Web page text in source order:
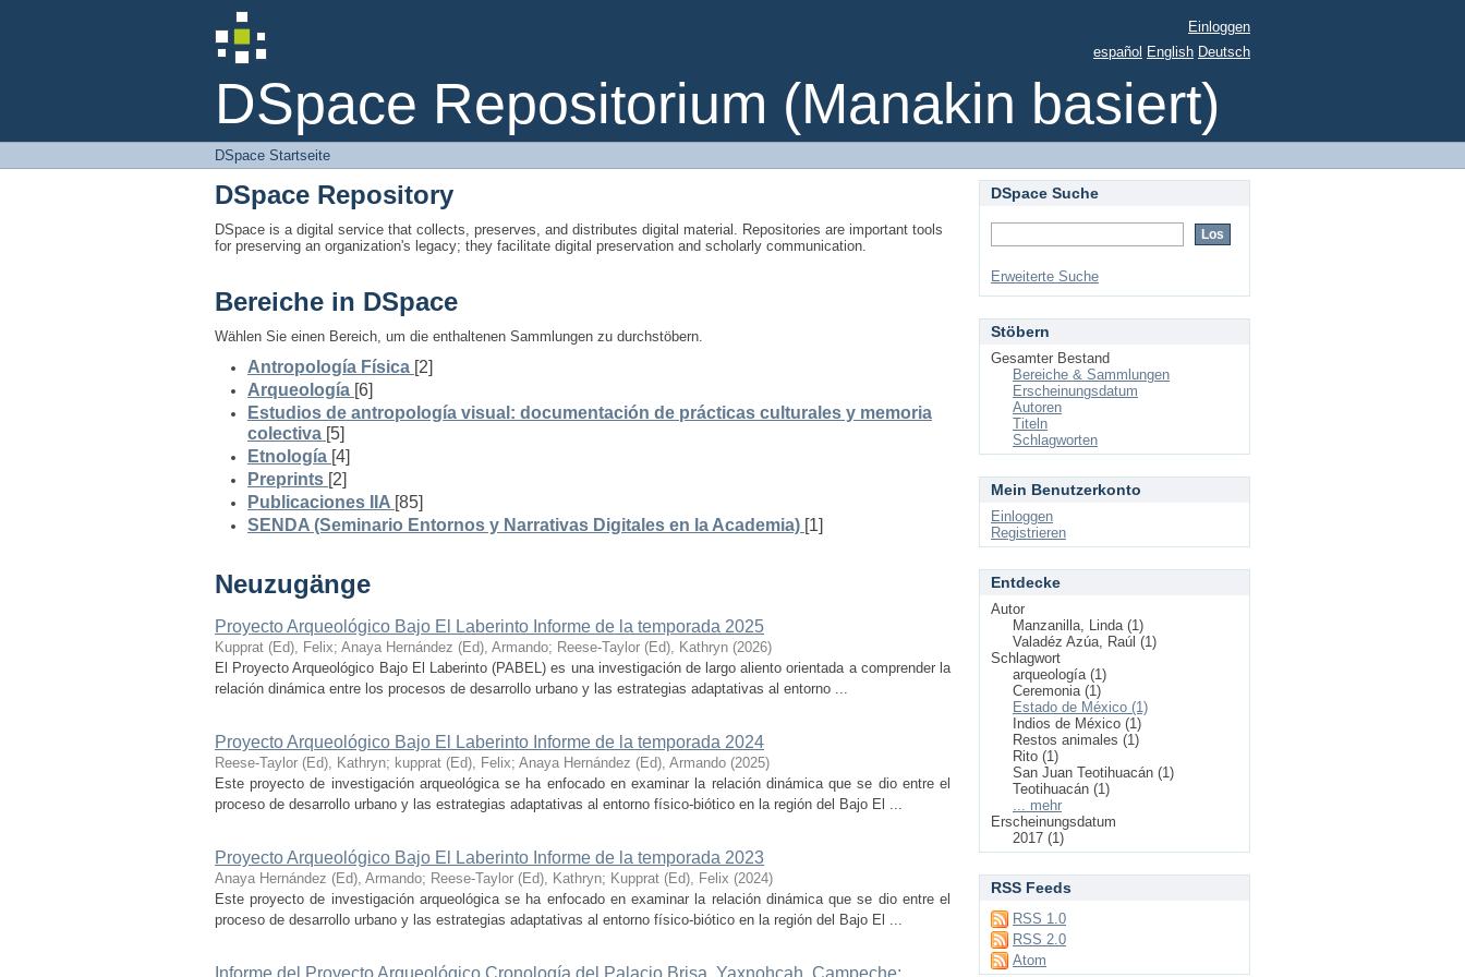
DSpace Repositorium (Manakin basiert)
DSpace Startseite
Einloggen
español English Deutsch
DSpace Startseite
DSpace Repository
DSpace is a digital service that collects, preserves, and distributes digital material. Repositories are important tools
for preserving an organization's legacy; they facilitate digital preservation and scholarly communication.
Bereiche in DSpace
Wählen Sie einen Bereich, um die enthaltenen Sammlungen zu durchstöbern.
Antropología Física [2]
Arqueología [6]
Estudios de antropología visual: documentación de prácticas culturales y memoria
colectiva [5]
Etnología [4]
Preprints [2]
Publicaciones IIA [85]
SENDA (Seminario Entornos y Narrativas Digitales en la Academia) [1]
Neuzugänge
Proyecto Arqueológico Bajo El Laberinto Informe de la temporada 2025
Kupprat (Ed), Felix; Anaya Hernández (Ed), Armando; Reese-Taylor (Ed), Kathryn (2026)
El Proyecto Arqueológico Bajo El Laberinto (PABEL) es una investigación de largo aliento orientada a comprender la
relación dinámica entre los procesos de desarrollo urbano y las estrategias adaptativas al entorno ...
Proyecto Arqueológico Bajo El Laberinto Informe de la temporada 2024
Reese-Taylor (Ed), Kathryn; kupprat (Ed), Felix; Anaya Hernández (Ed), Armando (2025)
Este proyecto de investigación arqueológica se ha enfocado en examinar la relación dinámica que se dio entre el
proceso de desarrollo urbano y las estrategias adaptativas al entorno físico-biótico en la región del Bajo El ...
Proyecto Arqueológico Bajo El Laberinto Informe de la temporada 2023
Anaya Hernández (Ed), Armando; Reese-Taylor (Ed), Kathryn; Kupprat (Ed), Felix (2024)
Este proyecto de investigación arqueológica se ha enfocado en examinar la relación dinámica que se dio entre el
proceso de desarrollo urbano y las estrategias adaptativas al entorno físico-biótico en la región del Bajo El ...
Informe del Proyecto Arqueológico Cronología del Palacio Brisa, Yaxnohcah, Campeche:
DSpace Suche
Erweiterte Suche
Stöbern
Gesamter Bestand
Bereiche & Sammlungen
Erscheinungsdatum
Autoren
Titeln
Schlagworten
Mein Benutzerkonto
Einloggen
Registrieren
Entdecke
Autor
Manzanilla, Linda (1)
Valadéz Azúa, Raúl (1)
Schlagwort
arqueología (1)
Ceremonia (1)
Estado de México (1)
Indios de México (1)
Restos animales (1)
Rito (1)
San Juan Teotihuacán (1)
Teotihuacán (1)
... mehr
Erscheinungsdatum
2017 (1)
RSS Feeds
RSS 1.0
RSS 2.0
Atom